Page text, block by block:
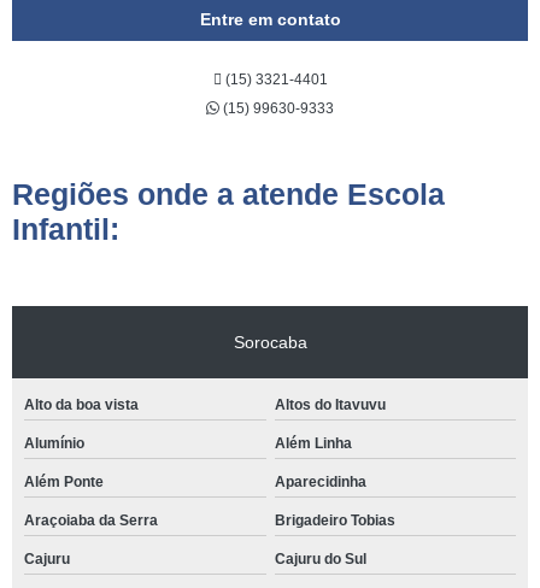
Entre em contato
(15) 3321-4401
(15) 99630-9333
Regiões onde a atende Escola
Infantil:
Sorocaba
Alto da boa vista Altos do Itavuvu
Alumínio Além Linha
Além Ponte Aparecidinha
Araçoiaba da Serra Brigadeiro Tobias
Cajuru Cajuru do Sul